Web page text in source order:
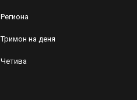
Региона
Тримон на деня
Четива